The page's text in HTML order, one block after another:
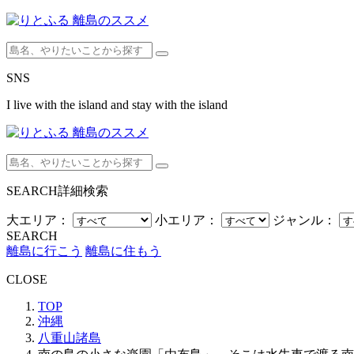
SNS
I live with the island and stay with the island
SEARCH詳細検索
大エリア： 小エリア： ジャンル：
SEARCH
離島に行こう 離島に住もう
CLOSE
TOP
沖縄
八重山諸島